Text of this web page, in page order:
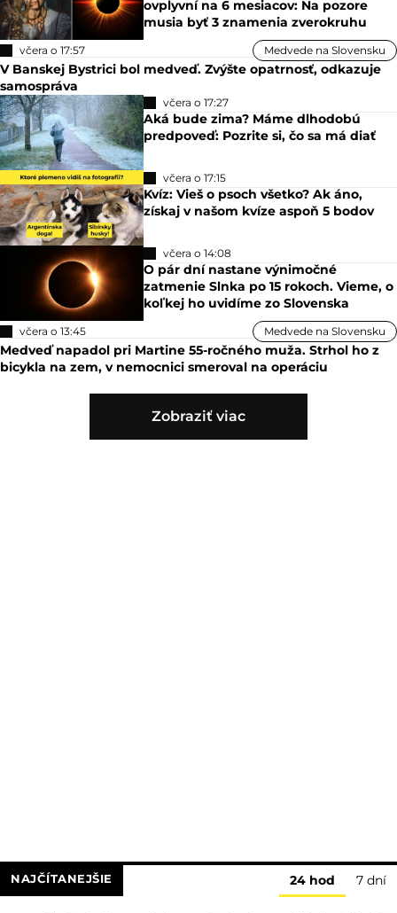
ovplyvní na 6 mesiacov: Na pozore
musia byť 3 znamenia zverokruhu
včera o 17:57 Medvede na Slovensku
V Banskej Bystrici bol medveď. Zvýšte opatrnosť, odkazuje
samospráva
včera o 17:27
Aká bude zima? Máme dlhodobú
predpoveď: Pozrite si, čo sa má diať
včera o 17:15
Kvíz: Vieš o psoch všetko? Ak áno,
získaj v našom kvíze aspoň 5 bodov
včera o 14:08
O pár dní nastane výnimočné
zatmenie Slnka po 15 rokoch. Vieme, o
koľkej ho uvidíme zo Slovenska
včera o 13:45 Medvede na Slovensku
Medveď napadol pri Martine 55-ročného muža. Strhol ho z
bicykla na zem, v nemocnici smeroval na operáciu
Zobraziť viac
NAJČÍTANEJŠIE 24 hod 7 dní